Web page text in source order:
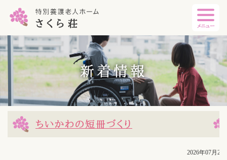
新着情報
ちいかわの短冊づくり
2026年07月29